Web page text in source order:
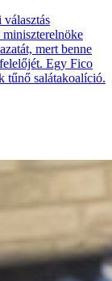
miniszterelnöke
mert benne
Egy Fico
tűnő salátakoalíció.